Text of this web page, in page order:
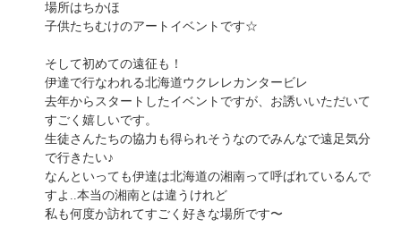
場所はちかほ
子供たちむけのアートイベントです☆
そして初めての遠征も！
伊達で行なわれる北海道ウクレレカンタービレ
去年からスタートしたイベントですが、お誘いいただいて
すごく嬉しいです。
生徒さんたちの協力も得られそうなのでみんなで遠足気分
で行きたい♪
なんといっても伊達は北海道の湘南って呼ばれているんで
すよ..本当の湘南とは違うけれど
私も何度か訪れてすごく好きな場所です〜